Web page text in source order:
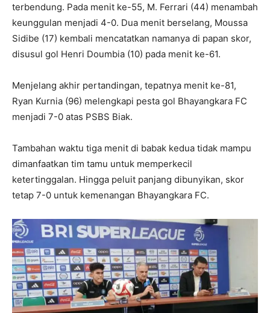
terbendung. Pada menit ke-55, M. Ferrari (44) menambah
keunggulan menjadi 4-0. Dua menit berselang, Moussa
Sidibe (17) kembali mencatatkan namanya di papan skor,
disusul gol Henri Doumbia (10) pada menit ke-61.
Menjelang akhir pertandingan, tepatnya menit ke-81,
Ryan Kurnia (96) melengkapi pesta gol Bhayangkara FC
menjadi 7-0 atas PSBS Biak.
Tambahan waktu tiga menit di babak kedua tidak mampu
dimanfaatkan tim tamu untuk memperkecil
ketertinggalan. Hingga peluit panjang dibunyikan, skor
tetap 7-0 untuk kemenangan Bhayangkara FC.